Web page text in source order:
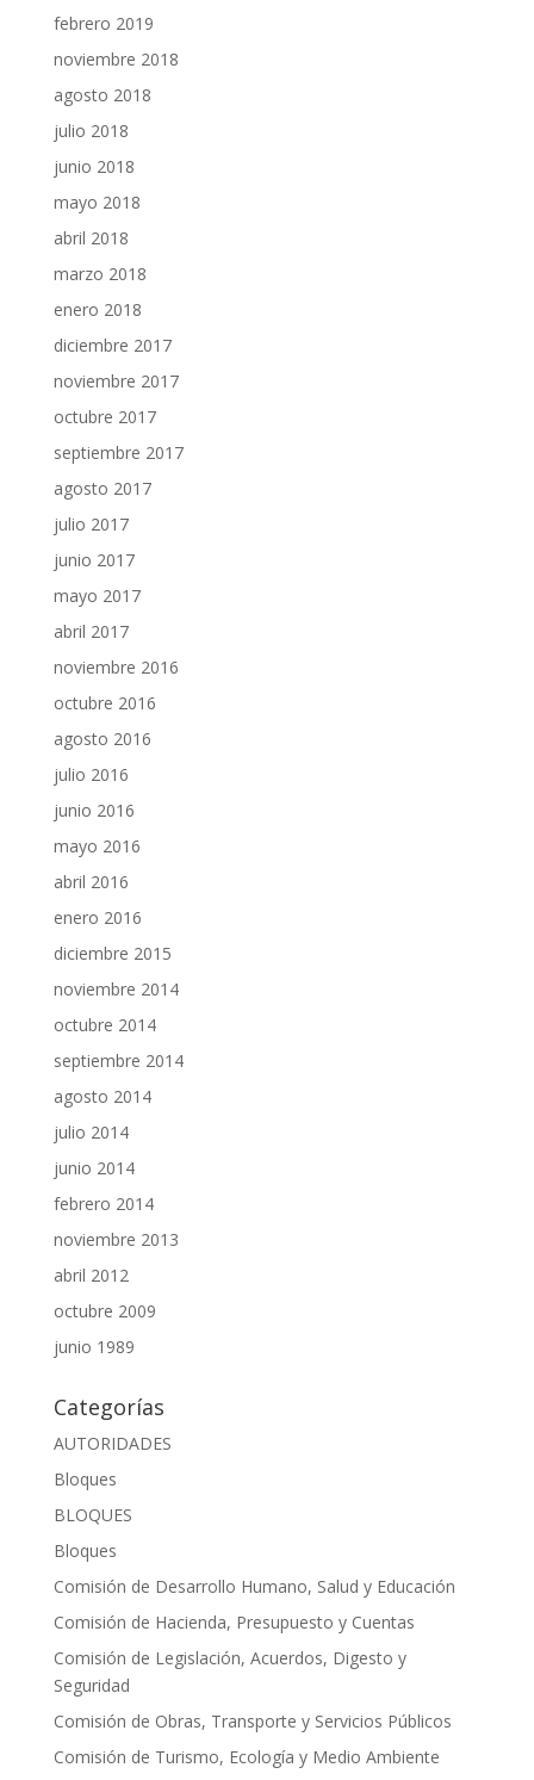
febrero 2019
noviembre 2018
agosto 2018
julio 2018
junio 2018
mayo 2018
abril 2018
marzo 2018
enero 2018
diciembre 2017
noviembre 2017
octubre 2017
septiembre 2017
agosto 2017
julio 2017
junio 2017
mayo 2017
abril 2017
noviembre 2016
octubre 2016
agosto 2016
julio 2016
junio 2016
mayo 2016
abril 2016
enero 2016
diciembre 2015
noviembre 2014
octubre 2014
septiembre 2014
agosto 2014
julio 2014
junio 2014
febrero 2014
noviembre 2013
abril 2012
octubre 2009
junio 1989
Categorías
AUTORIDADES
Bloques
BLOQUES
Bloques
Comisión de Desarrollo Humano, Salud y Educación
Comisión de Hacienda, Presupuesto y Cuentas
Comisión de Legislación, Acuerdos, Digesto y
Seguridad
Comisión de Obras, Transporte y Servicios Públicos
Comisión de Turismo, Ecología y Medio Ambiente